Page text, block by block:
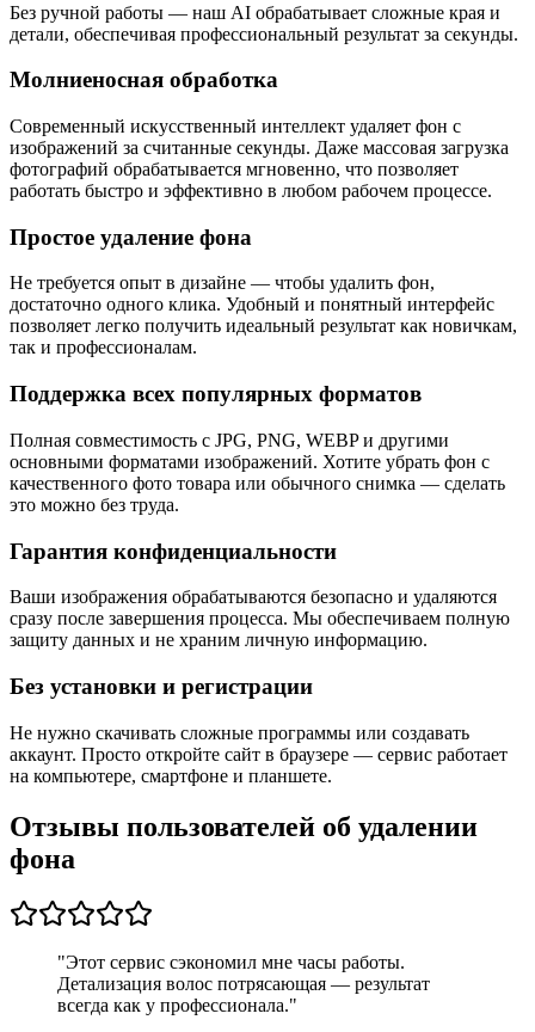
Без ручной работы — наш AI обрабатывает сложные края и
детали, обеспечивая профессиональный результат за секунды.
Молниеносная обработка
Современный искусственный интеллект удаляет фон с
изображений за считанные секунды. Даже массовая загрузка
фотографий обрабатывается мгновенно, что позволяет
работать быстро и эффективно в любом рабочем процессе.
Простое удаление фона
Не требуется опыт в дизайне — чтобы удалить фон,
достаточно одного клика. Удобный и понятный интерфейс
позволяет легко получить идеальный результат как новичкам,
так и профессионалам.
Поддержка всех популярных форматов
Полная совместимость с JPG, PNG, WEBP и другими
основными форматами изображений. Хотите убрать фон с
качественного фото товара или обычного снимка — сделать
это можно без труда.
Гарантия конфиденциальности
Ваши изображения обрабатываются безопасно и удаляются
сразу после завершения процесса. Мы обеспечиваем полную
защиту данных и не храним личную информацию.
Без установки и регистрации
Не нужно скачивать сложные программы или создавать
аккаунт. Просто откройте сайт в браузере — сервис работает
на компьютере, смартфоне и планшете.
Отзывы пользователей об удалении
фона
"Этот сервис сэкономил мне часы работы.
Детализация волос потрясающая — результат
всегда как у профессионала."